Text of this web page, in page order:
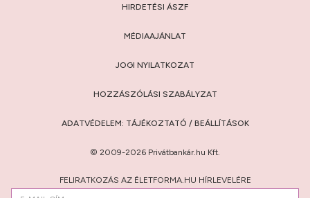
HIRDETÉSI ÁSZF
MÉDIAAJÁNLAT
JOGI NYILATKOZAT
HOZZÁSZÓLÁSI SZABÁLYZAT
ADATVÉDELEM: TÁJÉKOZTATÓ / BEÁLLÍTÁSOK
© 2009-2026 Privátbankár.hu Kft.
FELIRATKOZÁS AZ ÉLETFORMA.HU HÍRLEVELÉRE